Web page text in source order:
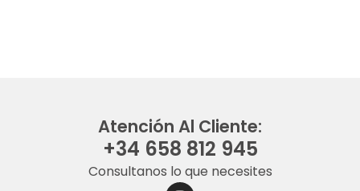
Atención Al Cliente:
+34 658 812 945
Consultanos lo que necesites